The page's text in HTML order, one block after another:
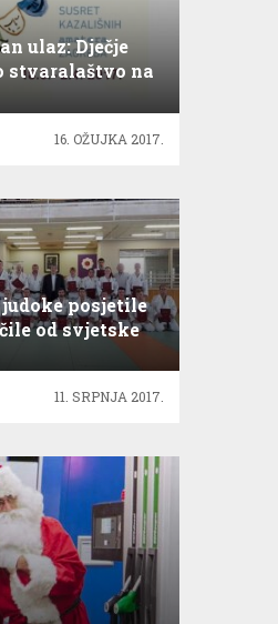
ulaz: Dječje
stvaralaštvo na
16. OŽUJKA 2017.
posjetile
od svjetske
11. SRPNJA 2017.